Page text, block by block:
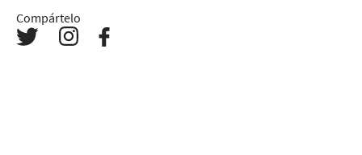
Compártelo